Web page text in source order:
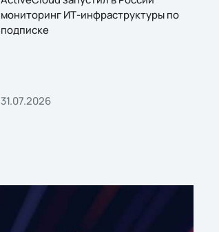
мониторинг ИТ-инфраструктуры по
подписке
31.07.2026